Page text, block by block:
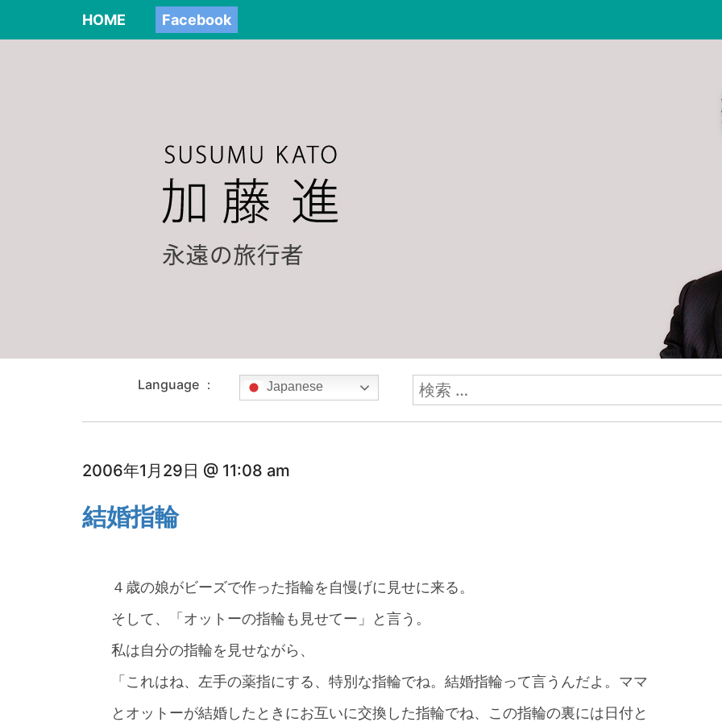
HOME Facebook
Language ： Japanese
検
索:
2006年1月29日 @ 11:08 am
結婚指輪
４歳の娘がビーズで作った指輪を自慢げに見せに来る。
そして、「オットーの指輪も見せてー」と言う。
私は自分の指輪を見せながら、
「これはね、左手の薬指にする、特別な指輪でね。結婚指輪って言うんだよ。ママ
とオットーが結婚したときにお互いに交換した指輪でね、この指輪の裏には日付と